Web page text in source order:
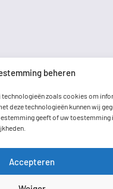
beheren
zoals cookies om
deze technologieën kunnen wij
geeft of uw
Accepteren